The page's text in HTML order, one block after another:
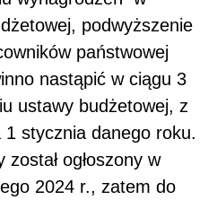
podwyższenie
państwowej
nastąpić w ciągu 3
ustawy budżetowej, z
stycznia danego roku.
ogłoszony w
2024 r., zatem do